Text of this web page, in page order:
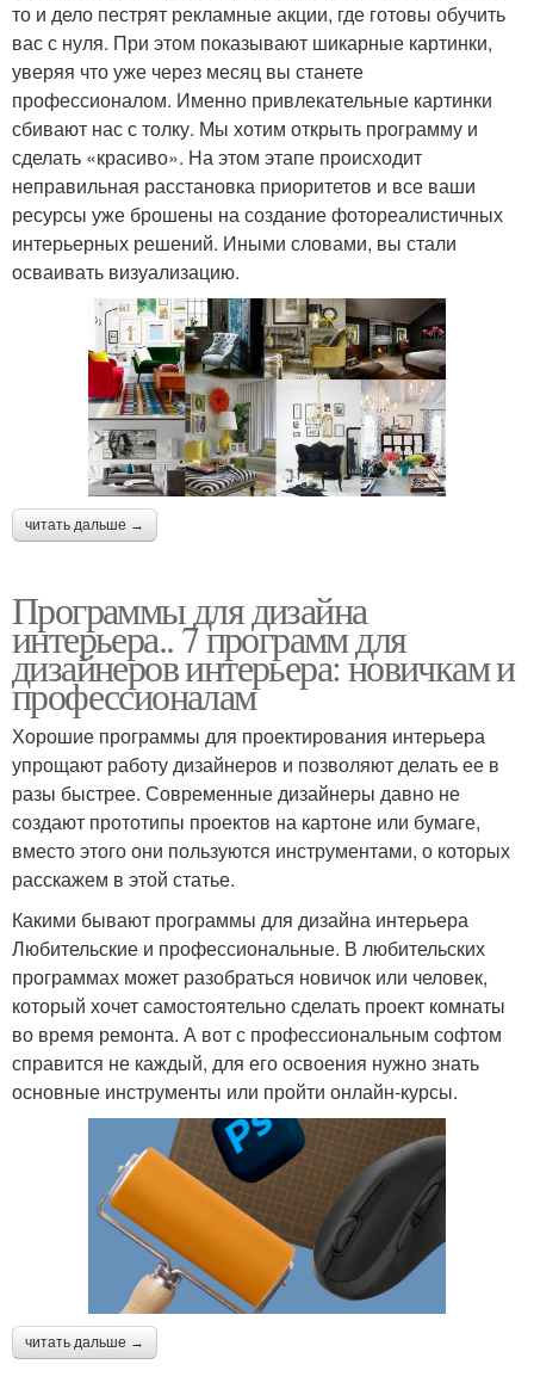
то и дело пестрят рекламные акции, где готовы обучить
вас с нуля. При этом показывают шикарные картинки,
уверяя что уже через месяц вы станете
профессионалом. Именно привлекательные картинки
сбивают нас с толку. Мы хотим открыть программу и
сделать «красиво». На этом этапе происходит
неправильная расстановка приоритетов и все ваши
ресурсы уже брошены на создание фотореалистичных
интерьерных решений. Иными словами, вы стали
осваивать визуализацию.
читать дальше →
Программы для дизайна
интерьера.. 7 программ для
дизайнеров интерьера: новичкам и
профессионалам
Хорошие программы для проектирования интерьера
упрощают работу дизайнеров и позволяют делать ее в
разы быстрее. Современные дизайнеры давно не
создают прототипы проектов на картоне или бумаге,
вместо этого они пользуются инструментами, о которых
расскажем в этой статье.
Какими бывают программы для дизайна интерьера
Любительские и профессиональные. В любительских
программах может разобраться новичок или человек,
который хочет самостоятельно сделать проект комнаты
во время ремонта. А вот с профессиональным софтом
справится не каждый, для его освоения нужно знать
основные инструменты или пройти онлайн-курсы.
читать дальше →